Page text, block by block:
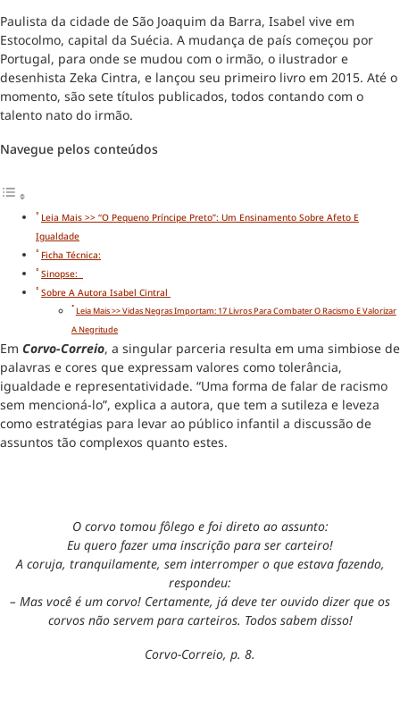
Paulista da cidade de São Joaquim da Barra, Isabel vive em
Estocolmo, capital da Suécia. A mudança de país começou por
Portugal, para onde se mudou com o irmão, o ilustrador e
desenhista Zeka Cintra, e lançou seu primeiro livro em 2015. Até o
momento, são sete títulos publicados, todos contando com o
talento nato do irmão.
Navegue pelos conteúdos
Leia Mais >> “O Pequeno Príncipe Preto”: Um Ensinamento Sobre Afeto E
Igualdade
Ficha Técnica:
Sinopse:
Sobre A Autora Isabel Cintral
Leia Mais >> Vidas Negras Importam: 17 Livros Para Combater O Racismo E Valorizar
A Negritude
Em Corvo-Correio, a singular parceria resulta em uma simbiose de
palavras e cores que expressam valores como tolerância,
igualdade e representatividade. “Uma forma de falar de racismo
sem mencioná-lo”, explica a autora, que tem a sutileza e leveza
como estratégias para levar ao público infantil a discussão de
assuntos tão complexos quanto estes.
O corvo tomou fôlego e foi direto ao assunto:
Eu quero fazer uma inscrição para ser carteiro!
A coruja, tranquilamente, sem interromper o que estava fazendo,
respondeu:
– Mas você é um corvo! Certamente, já deve ter ouvido dizer que os
corvos não servem para carteiros. Todos sabem disso!
Corvo-Correio, p. 8.